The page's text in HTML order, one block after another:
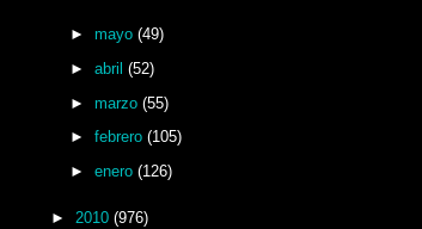
► mayo (49)
► abril (52)
► marzo (55)
► febrero (105)
► enero (126)
► 2010 (976)